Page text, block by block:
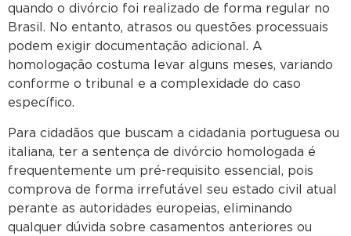
quando o divórcio foi realizado de forma regular no
Brasil. No entanto, atrasos ou questões processuais
podem exigir documentação adicional. A
homologação costuma levar alguns meses, variando
conforme o tribunal e a complexidade do caso
específico.
Para cidadãos que buscam a cidadania portuguesa ou
italiana, ter a sentença de divórcio homologada é
frequentemente um pré-requisito essencial, pois
comprova de forma irrefutável seu estado civil atual
perante as autoridades europeias, eliminando
qualquer dúvida sobre casamentos anteriores ou